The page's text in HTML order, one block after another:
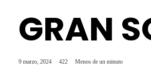
GRAN
9 marzo, 2024 422 Menos de un minuto